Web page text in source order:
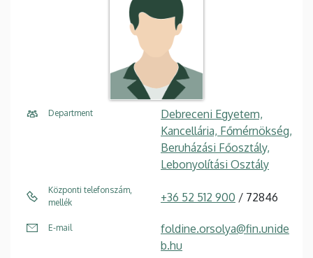
Department
Debreceni Egyetem,
Kancellária, Főmérnökség,
Beruházási Főosztály,
Lebonyolítási Osztály
Központi telefonszám,
mellék
+36 52 512 900 / 72846
E-mail
foldine.orsolya@fin.unide
b.hu